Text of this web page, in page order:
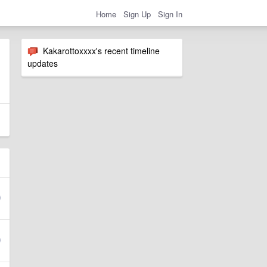
Home Sign Up Sign In
Kakarottoxxxx's recent timeline
updates